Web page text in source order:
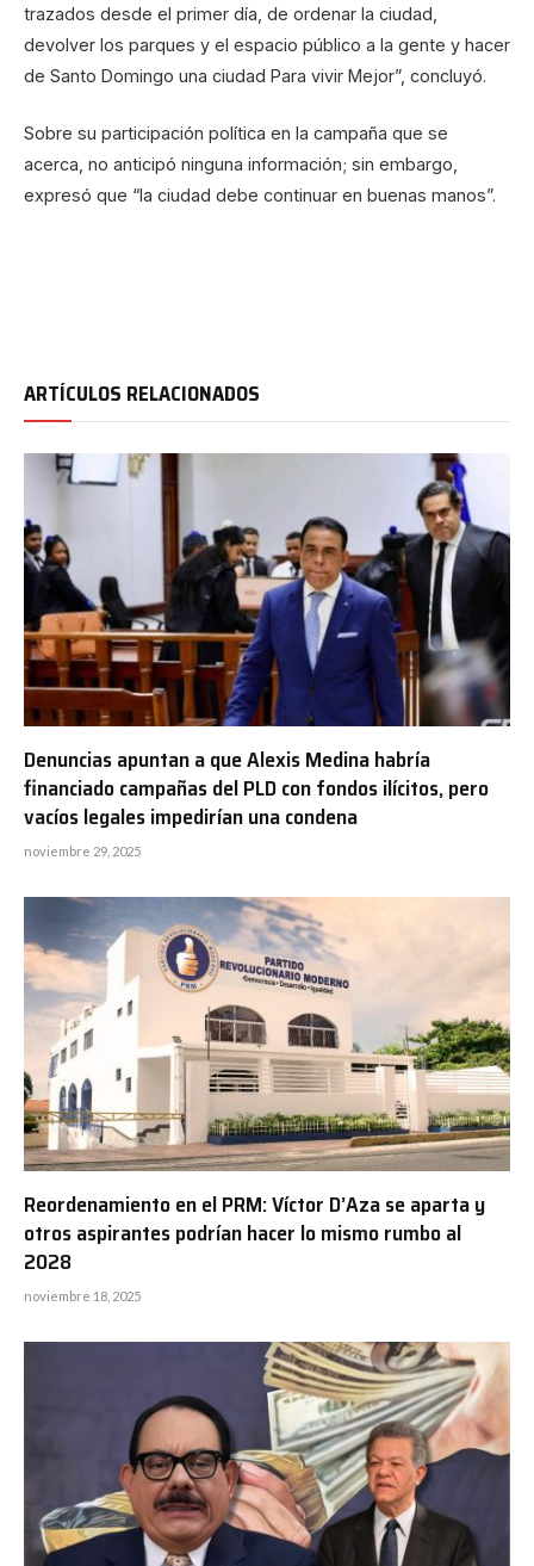
trazados desde el primer día, de ordenar la ciudad,
devolver los parques y el espacio público a la gente y hacer
de Santo Domingo una ciudad Para vivir Mejor”, concluyó.
Sobre su participación política en la campaña que se
acerca, no anticipó ninguna información; sin embargo,
expresó que “la ciudad debe continuar en buenas manos”.
ARTÍCULOS RELACIONADOS
Denuncias apuntan a que Alexis Medina habría
financiado campañas del PLD con fondos ilícitos, pero
vacíos legales impedirían una condena
noviembre 29, 2025
Reordenamiento en el PRM: Víctor D’Aza se aparta y
otros aspirantes podrían hacer lo mismo rumbo al
2028
noviembre 18, 2025